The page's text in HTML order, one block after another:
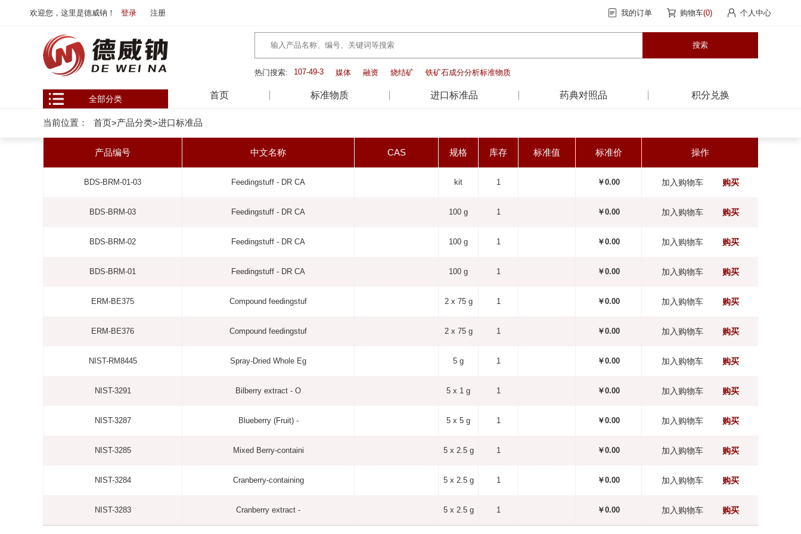
欢迎您，这里是德威钠！ 登录 注册 我的订单 购物车(0) 个人中心
热门搜索: 107-49-3 媒体 融资 烧结矿 铁矿石成分分析标准物质
全部分类 首页 标准物质 进口标准品 药典对照品 积分兑换
当前位置： 首页>产品分类>进口标准品
产品编号 中文名称 CAS 规格 库存 标准值 标准价 操作
BDS-BRM-01-03 Feedingstuff - DR CA kit 1 ￥0.00 加入购物车 购买
BDS-BRM-03 Feedingstuff - DR CA 100 g 1 ￥0.00 加入购物车 购买
BDS-BRM-02 Feedingstuff - DR CA 100 g 1 ￥0.00 加入购物车 购买
BDS-BRM-01 Feedingstuff - DR CA 100 g 1 ￥0.00 加入购物车 购买
ERM-BE375 Compound feedingstuf 2 x 75 g 1 ￥0.00 加入购物车 购买
ERM-BE376 Compound feedingstuf 2 x 75 g 1 ￥0.00 加入购物车 购买
NIST-RM8445 Spray-Dried Whole Eg 5 g 1 ￥0.00 加入购物车 购买
NIST-3291 Bilberry extract - O 5 x 1 g 1 ￥0.00 加入购物车 购买
NIST-3287 Blueberry (Fruit) - 5 x 5 g 1 ￥0.00 加入购物车 购买
NIST-3285 Mixed Berry-containi 5 x 2.5 g 1 ￥0.00 加入购物车 购买
NIST-3284 Cranberry-containing 5 x 2.5 g 1 ￥0.00 加入购物车 购买
NIST-3283 Cranberry extract - 5 x 2.5 g 1 ￥0.00 加入购物车 购买